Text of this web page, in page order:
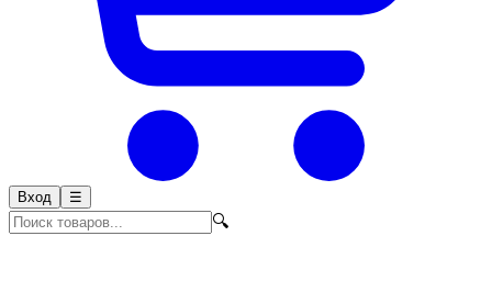
Вход ☰
🔍